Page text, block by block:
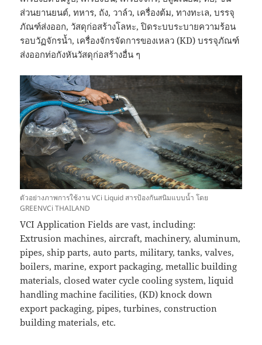
ส่วนยานยนต์, ทหาร, ถัง, วาล์ว, เครื่องต้ม, ทางทะเล, บรรจุ
ภัณฑ์ส่งออก, วัสดุก่อสร้างโลหะ, ปิดระบบระบายความร้อน
รอบวัฏจักรน้ำ, เครื่องจักรจัดการของเหลว (KD) บรรจุภัณฑ์
ส่งออกท่อกังหันวัสดุก่อสร้างอื่น ๆ
ตัวอย่างภาพการใช้งาน VCi Liquid สารป้องกันสนิมแบบน้ำ โดย
GREENVCi THAILAND
VCI Application Fields are vast, including:
Extrusion machines, aircraft, machinery, aluminum,
pipes, ship parts, auto parts, military, tanks, valves,
boilers, marine, export packaging, metallic building
materials, closed water cycle cooling system, liquid
handling machine facilities, (KD) knock down
export packaging, pipes, turbines, construction
building materials, etc.